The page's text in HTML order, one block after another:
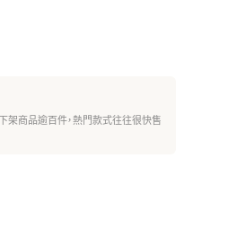
架商品逾百件，熱門款式往往很快售